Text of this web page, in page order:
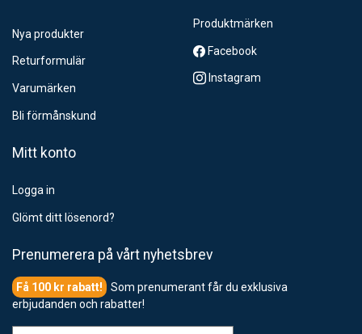
Nya produkter
Returformulär
Varumärken
Bli förmånskund
Produktmärken
Facebook
Instagram
Mitt konto
Logga in
Glömt ditt lösenord?
Prenumerera på vårt nyhetsbrev
Som prenumerant får du exklusiva
erbjudanden och rabatter!